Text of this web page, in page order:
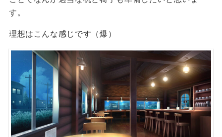
す。
理想はこんな感じです（爆）